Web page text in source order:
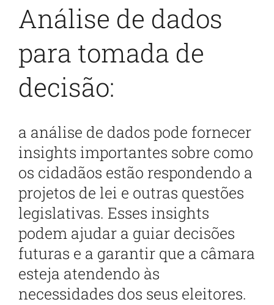
Análise de dados
para tomada de
decisão:
a análise de dados pode fornecer
insights importantes sobre como
os cidadãos estão respondendo a
projetos de lei e outras questões
legislativas. Esses insights
podem ajudar a guiar decisões
futuras e a garantir que a câmara
esteja atendendo às
necessidades dos seus eleitores.